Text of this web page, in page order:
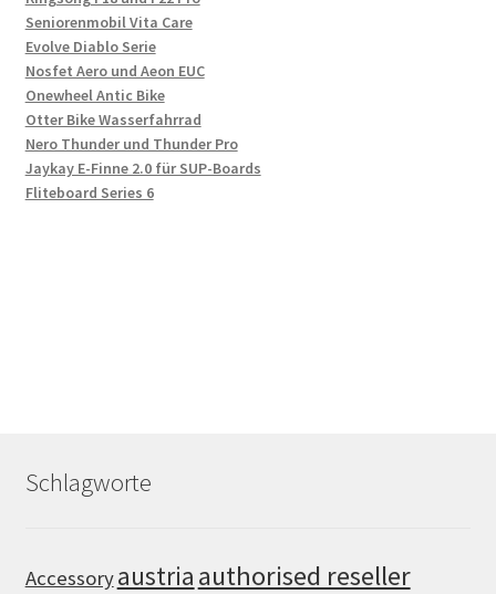
Seniorenmobil Vita Care
Evolve Diablo Serie
Nosfet Aero und Aeon EUC
Onewheel Antic Bike
Otter Bike Wasserfahrrad
Nero Thunder und Thunder Pro
Jaykay E-Finne 2.0 für SUP-Boards
Fliteboard Series 6
Schlagworte
Accessoryaustria authorised reseller